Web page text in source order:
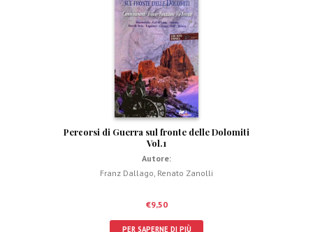
Percorsi di Guerra sul fronte delle Dolomiti
Vol.1
Autore:
Franz Dallago, Renato Zanolli
€9,50
PER SAPERNE DI PIÙ